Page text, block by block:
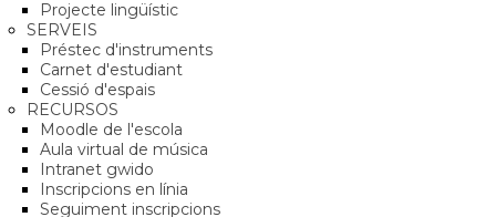
Projecte lingüístic
SERVEIS
Préstec d'instruments
Carnet d'estudiant
Cessió d'espais
RECURSOS
Moodle de l'escola
Aula virtual de música
Intranet gwido
Inscripcions en línia
Seguiment inscripcions